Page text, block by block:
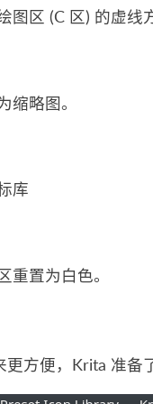
图区 (C 区) 的虚线
缩略图。
库
重置为白色。
方便，Krita 准备